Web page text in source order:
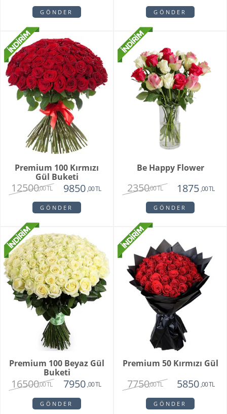
GÖNDER GÖNDER
Premium 100 Kırmızı
Gül Buketi
12500,00 TL 9850 ,00 TL
GÖNDER
Be Happy Flower
2350,00 TL 1875 ,00 TL
GÖNDER
Premium 100 Beyaz Gül
Buketi
16500,00 TL 7950 ,00 TL
GÖNDER
Premium 50 Kırmızı Gül
7750,00 TL 5850 ,00 TL
GÖNDER